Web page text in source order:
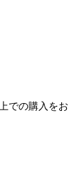
での購入をお